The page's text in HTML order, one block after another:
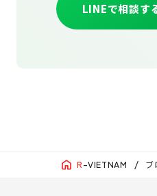
LINEで相談す
R -VIETNAM ブ